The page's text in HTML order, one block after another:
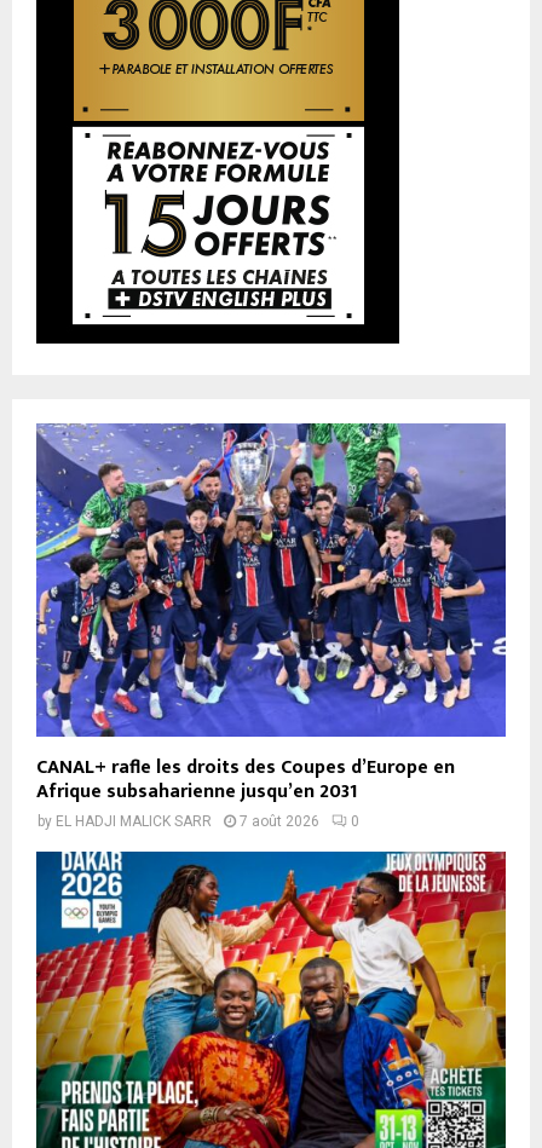
CANAL+ rafle les droits des Coupes d’Europe en
Afrique subsaharienne jusqu’en 2031
by EL HADJI MALICK SARR 7 août 2026 0